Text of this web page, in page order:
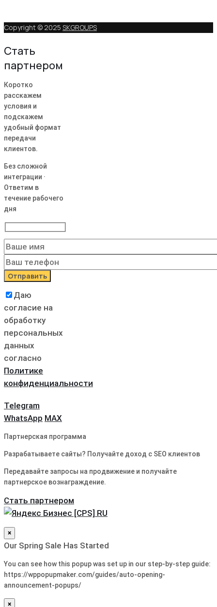
Copyright © 2025 SKGROUPS
Стать
партнером
Коротко
расскажем
условия и
подскажем
удобный формат
передачи
клиентов.
Без сложной
интеграции ·
Ответим в
течение рабочего
дня
Даю
согласие на
обработку
персональных
данных
согласно
Политике
конфиденциальности
Telegram
WhatsApp MAX
Партнерская программа
Разрабатываете сайты? Получайте доход с SEO клиентов
Передавайте запросы на продвижение и получайте
партнерское вознаграждение.
Стать партнером
×
Our Spring Sale Has Started
You can see how this popup was set up in our step-by-step guide:
https://wppopupmaker.com/guides/auto-opening-
announcement-popups/
×